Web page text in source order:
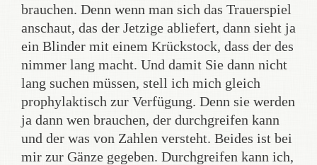
brauchen. Denn wenn man sich das Trauerspiel
anschaut, das der Jetzige abliefert, dann sieht ja
ein Blinder mit einem Krückstock, dass der des
nimmer lang macht. Und damit Sie dann nicht
lang suchen müssen, stell ich mich gleich
prophylaktisch zur Verfügung. Denn sie werden
ja dann wen brauchen, der durchgreifen kann
und der was von Zahlen versteht. Beides ist bei
mir zur Gänze gegeben. Durchgreifen kann ich,